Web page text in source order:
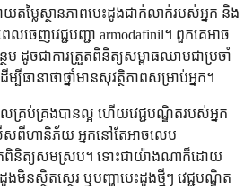
ាយតម្លៃស្ថានភាពបេះដូងជាក់លាក់របស់អ្នក និង
លចេញវេជ្ជបញ្ជា armodafinil។ ពួកគេអាច
ម ដូចជាការត្រួតពិនិត្យសម្ពាធឈាមជាប្រចាំ
បីធានាថាថ្នាំមានសុវត្ថិភាពសម្រាប់អ្នក។
គ្រប់គ្រងបានល្អ ហើយវេជ្ជបណ្ឌិតរបស់អ្នក
ពីហានិភ័យ អ្នកនៅតែអាចលេប
តពិនិត្យសមស្រប។ ទោះជាយ៉ាងណាក៏ដោយ
មិនស្ថិតស្ថេរ ឬបញ្ហាបេះដូងថ្មីៗ វេជ្ជបណ្ឌិត